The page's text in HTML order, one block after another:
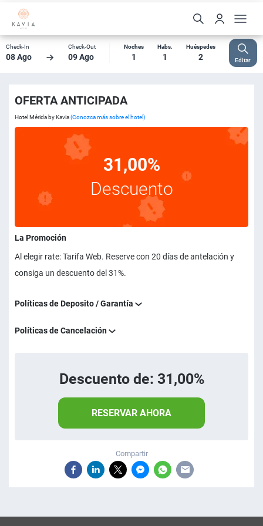
Check-In
08 Ago
Check-Out
09 Ago
Noches
1
Habs.
1
Huéspedes
2 Editar
OFERTA ANTICIPADA
Hotel Mérida by Kavia(Conozca más sobre el hotel)
31,00%
Descuento
La Promoción
Al elegir rate: Tarifa Web. Reserve con 20 días de antelación y
consiga un descuento del 31%.
Políticas de Deposito / Garantía
Políticas de Cancelación
Descuento de: 31,00%
RESERVAR AHORA
Compartir